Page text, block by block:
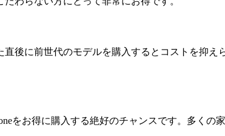
後に前世代のモデルを購入するとコストを抑え
をお得に購入する絶好のチャンスです。多く